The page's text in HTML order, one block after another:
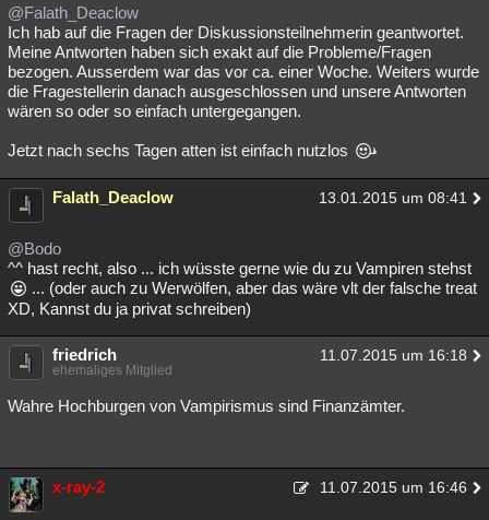
@Falath_Deaclow
Ich hab auf die Fragen der Diskussionsteilnehmerin geantwortet.
Meine Antworten haben sich exakt auf die Probleme/Fragen
bezogen. Ausserdem war das vor ca. einer Woche. Weiters wurde
die Fragestellerin danach ausgeschlossen und unsere Antworten
wären so oder so einfach untergegangen.
Jetzt nach sechs Tagen atten ist einfach nutzlos
Falath_Deaclow 13.01.2015 um 08:41
@Bodo
^^ hast recht, also ... ich wüsste gerne wie du zu Vampiren stehst
... (oder auch zu Werwölfen, aber das wäre vlt der falsche treat
XD, Kannst du ja privat schreiben)
friedrich 11.07.2015 um 16:18
ehemaliges Mitglied
Wahre Hochburgen von Vampirismus sind Finanzämter.
x-ray-2 11.07.2015 um 16:46